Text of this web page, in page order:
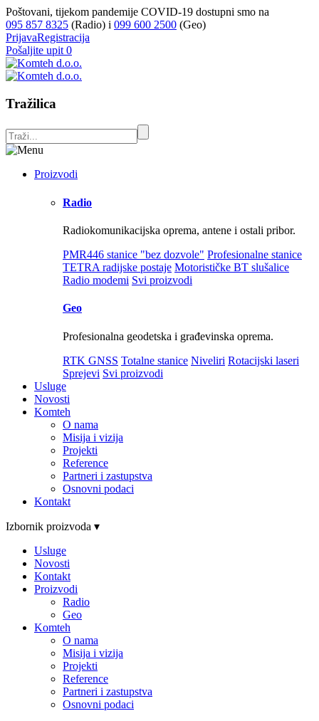
Poštovani, tijekom pandemije COVID-19 dostupni smo na
095 857 8325 (Radio) i 099 600 2500 (Geo)
PrijavaRegistracija
Pošaljite upit 0
Tražilica
Proizvodi
Radio
Radiokomunikacijska oprema, antene i ostali pribor.
PMR446 stanice "bez dozvole" Profesionalne stanice
TETRA radijske postaje Motorističke BT slušalice
Radio modemi Svi proizvodi
Geo
Profesionalna geodetska i građevinska oprema.
RTK GNSS Totalne stanice Niveliri Rotacijski laseri
Sprejevi Svi proizvodi
Usluge
Novosti
Komteh
O nama
Misija i vizija
Projekti
Reference
Partneri i zastupstva
Osnovni podaci
Kontakt
Izbornik proizvoda ▾
Usluge
Novosti
Kontakt
Proizvodi
Radio
Geo
Komteh
O nama
Misija i vizija
Projekti
Reference
Partneri i zastupstva
Osnovni podaci